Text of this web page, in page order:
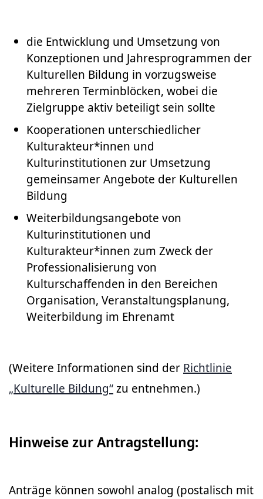
die Entwicklung und Umsetzung von
Konzeptionen und Jahresprogrammen der
Kulturellen Bildung in vorzugsweise
mehreren Terminblöcken, wobei die
Zielgruppe aktiv beteiligt sein sollte
Kooperationen unterschiedlicher
Kulturakteur*innen und
Kulturinstitutionen zur Umsetzung
gemeinsamer Angebote der Kulturellen
Bildung
Weiterbildungsangebote von
Kulturinstitutionen und
Kulturakteur*innen zum Zweck der
Professionalisierung von
Kulturschaffenden in den Bereichen
Organisation, Veranstaltungsplanung,
Weiterbildung im Ehrenamt
(Weitere Informationen sind der Richtlinie
„Kulturelle Bildung“zu entnehmen.)
Hinweise zur Antragstellung:
Anträge können sowohl analog (postalisch mit